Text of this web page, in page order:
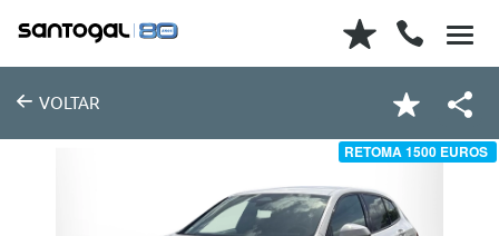
VOLTAR
RETOMA 1500 EUROS